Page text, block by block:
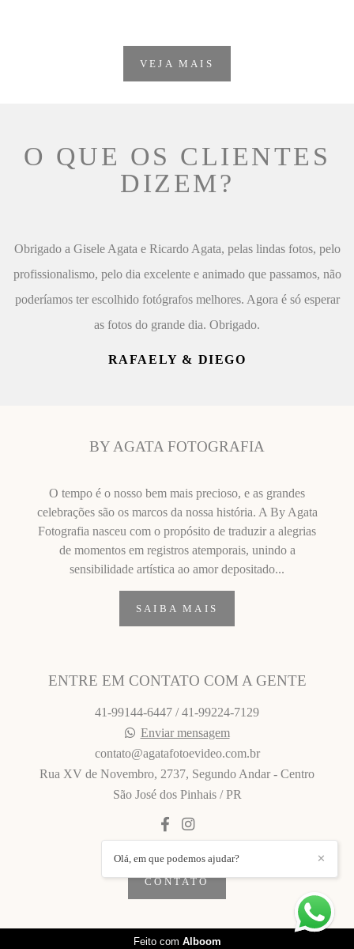
VEJA MAIS
O QUE OS CLIENTES
DIZEM?
Obrigado a Gisele Agata e Ricardo Agata, pelas lindas fotos, pelo
profissionalismo, pelo dia excelente e animado que passamos, não
poderíamos ter escolhido fotógrafos melhores. Agora é só esperar
as fotos do grande dia. Obrigado.
RAFAELY & DIEGO
BY AGATA FOTOGRAFIA
O tempo é o nosso bem mais precioso, e as grandes
celebrações são os marcos da nossa história. A By Agata
Fotografia nasceu com o propósito de traduzir a alegrias
de momentos em registros atemporais, unindo a
sensibilidade artística ao amor depositado...
SAIBA MAIS
ENTRE EM CONTATO COM A GENTE
41-99144-6447 / 41-99224-7129
Enviar mensagem
contato@agatafotoevideo.com.br
Rua XV de Novembro, 2737, Segundo Andar - Centro
São José dos Pinhais / PR
CONTATO
✕
Olá, em que podemos ajudar?
Feito com Alboom